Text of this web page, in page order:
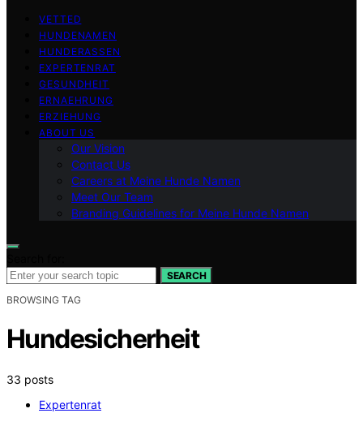
VETTED
HUNDENAMEN
HUNDERASSEN
EXPERTENRAT
GESUNDHEIT
ERNAEHRUNG
ERZIEHUNG
ABOUT US
Our Vision
Contact Us
Careers at Meine Hunde Namen
Meet Our Team
Branding Guidelines for Meine Hunde Namen
SEARCH
BROWSING TAG
Hundesicherheit
33 posts
Expertenrat